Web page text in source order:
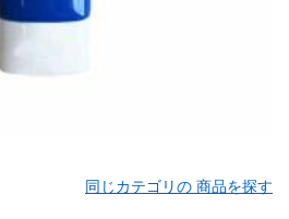
同じカテゴリの 商品を探す